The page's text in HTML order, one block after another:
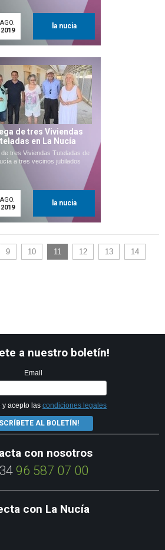
AGO.
2019
la nucia
de tres Viviendas
en La Nucía
de tres Viviendas Tuteladas de
a tres vecinos jubilados
AGO.
2019
la nucia
9 10 11 12 13
14
a nuestro boletín!
Email
y acepto las condiciones legales
AL BOLETÍN!
con nosotros
96 587 07 00
con La Nucía